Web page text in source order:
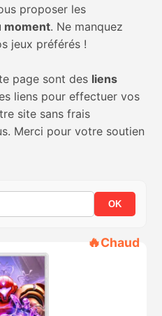
proposer les
moment. Ne manquez
jeux préférés !
page sont des liens
liens pour effectuer vos
site sans frais
Merci pour votre soutien
OK
🔥Chaud